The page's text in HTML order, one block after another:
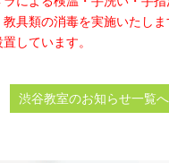
具類の消毒を実施いたしま
しています。
渋谷教室のお知らせ一覧